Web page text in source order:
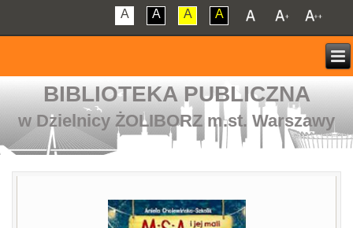
A A A A
BIBLIOTEKA PUBLICZNA
w Dzielnicy ŻOLIBORZ m.st. Warszawy